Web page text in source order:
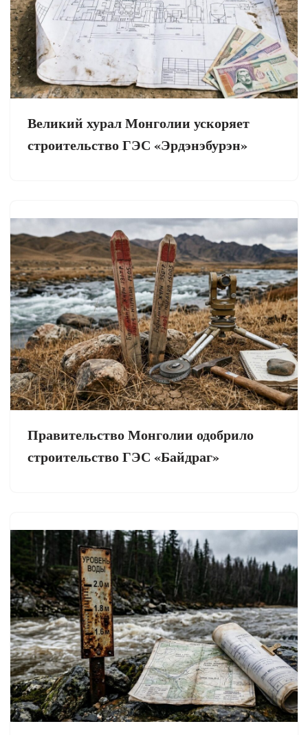
Великий хурал Монголии ускоряет
строительство ГЭС «Эрдэнэбурэн»
Правительство Монголии одобрило
строительство ГЭС «Байдраг»